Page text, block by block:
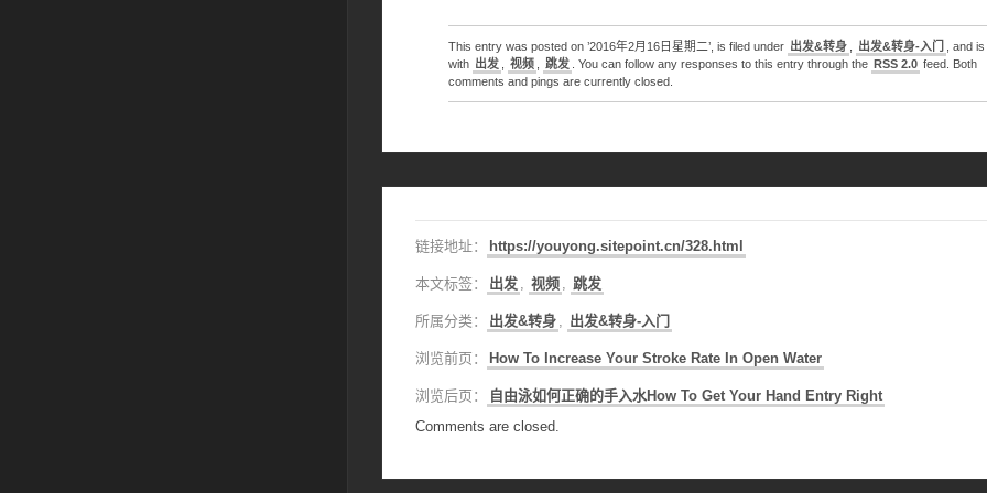
This entry was posted on ’2016年2月16日星期二’, is filed under 出发&转身 出发&转身-入门
, and
with 出发 视频 跳发 . You can follow any responses to this entry through the RSS 2.0 feed. Both
comments and pings are currently closed.
链接地址： https://youyong.sitepoint.cn/328.html
本文标签： 出发 , 视频 , 跳发
所属分类： 出发&转身 , 出发&转身-入门
浏览前页： How To Increase Your Stroke Rate In Open Water
浏览后页：
自由泳如何正确的手入水How To Get Your Hand Entry Right
Comments are closed.